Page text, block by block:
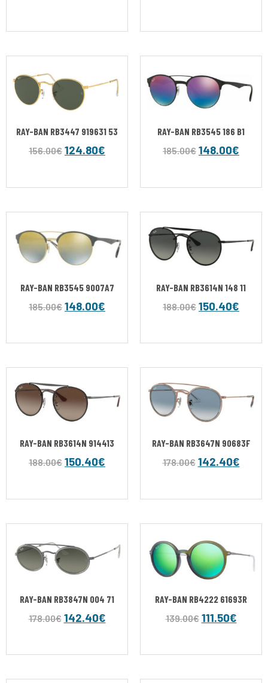
RAY-BAN RB3447 919631 53
156.00€ 124.80€
RAY-BAN RB3545 186 B1
185.00€ 148.00€
RAY-BAN RB3545 9007A7
185.00€ 148.00€
RAY-BAN RB3614N 148 11
188.00€ 150.40€
RAY-BAN RB3614N 914413
188.00€ 150.40€
RAY-BAN RB3647N 90683F
178.00€ 142.40€
RAY-BAN RB3847N 004 71
178.00€ 142.40€
RAY-BAN RB4222 61693R
139.00€ 111.50€